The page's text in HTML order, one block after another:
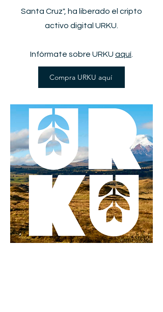
Santa Cruz", ha liberado el cripto
activo digital URKU.
Infórmate sobre URKU aquí
Compra URKU aquí